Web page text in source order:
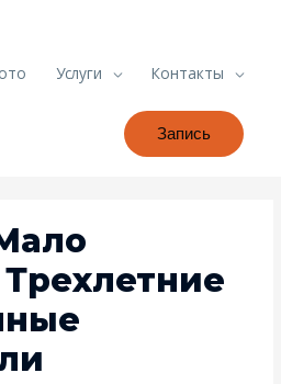
Услуги Контакты
Запись